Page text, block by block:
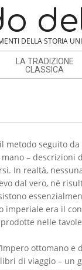
DELLA STORIA
LA TRADIZIONE
CLASSICA
metodo seguito
– descrizioni
In realtà,
dal vero, né
imperiale era il
nelle
ottomano
di viaggio – un